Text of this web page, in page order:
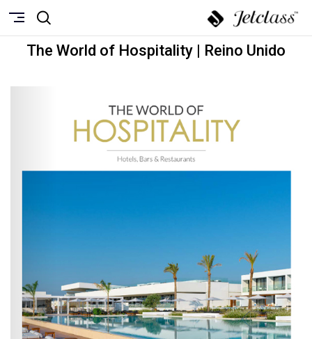
The World of Hospitality | Reino Unido